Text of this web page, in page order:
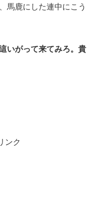
馬鹿にした連中にこう
いがって来てみろ。貴
ンク